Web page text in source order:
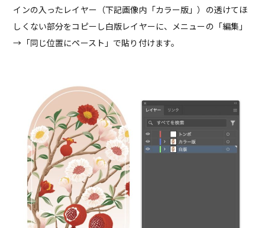
インの入ったレイヤー（下記画像内「カラー版」）の透けてほ
しくない部分をコピーし白版レイヤーに、メニューの「編集」
→「同じ位置にペースト」で貼り付けます。